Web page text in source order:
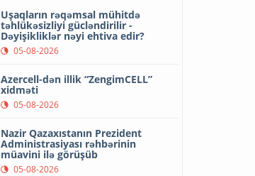
Uşaqların rəqəmsal mühitdə
təhlükəsizliyi gücləndirilir -
Dəyişikliklər nəyi ehtiva edir?
05-08-2026
Azercell-dən illik “ZengimCELL”
xidməti
05-08-2026
Nazir Qazaxıstanın Prezident
Administrasiyası rəhbərinin
müavini ilə görüşüb
05-08-2026